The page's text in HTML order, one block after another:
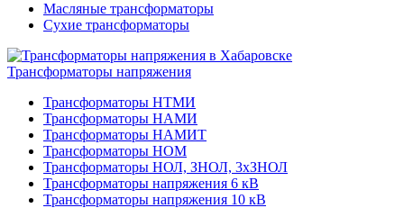
Масляные трансформаторы
Сухие трансформаторы
Трансформаторы напряжения
Трансформаторы НТМИ
Трансформаторы НАМИ
Трансформаторы НАМИТ
Трансформаторы НОМ
Трансформаторы НОЛ, ЗНОЛ, 3хЗНОЛ
Трансформаторы напряжения 6 кВ
Трансформаторы напряжения 10 кВ